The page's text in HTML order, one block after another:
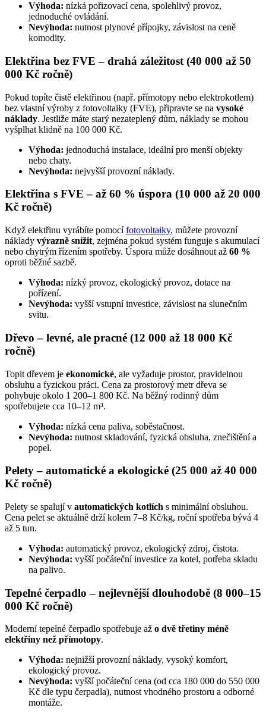
Výhoda: nízká pořizovací cena, spolehlivý provoz,
jednoduché ovládání.
Nevýhoda: nutnost plynové přípojky, závislost na ceně
komodity.
Elektřina bez FVE – drahá záležitost (40 000 až 50
000 Kč ročně)
Pokud topíte čistě elektřinou (např. přímotopy nebo elektrokotlem)
bez vlastní výroby z fotovoltaiky (FVE), připravte se na vysoké
náklady. Jestliže máte starý nezateplený dům, náklady se mohou
vyšplhat klidně na 100 000 Kč.
Výhoda: jednoduchá instalace, ideální pro menší objekty
nebo chaty.
Nevýhoda: nejvyšší provozní náklady.
Elektřina s FVE – až 60 % úspora (10 000 až 20 000
Kč ročně)
Když elektřinu vyrábíte pomocífotovoltaiky, můžete provozní
náklady výrazně snížit, zejména pokud systém funguje s akumulací
nebo chytrým řízením spotřeby. Úspora může dosáhnout až 60 %
oproti běžné sazbě.
Výhoda: nízký provoz, ekologický provoz, dotace na
pořízení.
Nevýhoda: vyšší vstupní investice, závislost na slunečním
svitu.
Dřevo – levné, ale pracné (12 000 až 18 000 Kč
ročně)
Topit dřevem je ekonomické, ale vyžaduje prostor, pravidelnou
obsluhu a fyzickou práci. Cena za prostorový metr dřeva se
pohybuje okolo 1 200–1 800 Kč. Na běžný rodinný dům
spotřebujete cca 10–12 m³.
Výhoda: nízká cena paliva, soběstačnost.
Nevýhoda: nutnost skladování, fyzická obsluha, znečištění a
popel.
Pelety – automatické a ekologické (25 000 až 40 000
Kč ročně)
Pelety se spalují v automatických kotlích s minimální obsluhou.
Cena pelet se aktuálně drží kolem 7–8 Kč/kg, roční spotřeba bývá 4
až 5 tun.
Výhoda: automatický provoz, ekologický zdroj, čistota.
Nevýhoda: vyšší počáteční investice za kotel, potřeba skladu
na palivo.
Tepelné čerpadlo – nejlevnější dlouhodobě (8 000–15
000 Kč ročně)
Moderní tepelné čerpadlo spotřebuje až o dvě třetiny méně
elektřiny než přímotopy.
Výhoda: nejnižší provozní náklady, vysoký komfort,
ekologický provoz.
Nevýhoda: vyšší počáteční cena (od cca 180 000 do 550 000
Kč dle typu čerpadla), nutnost vhodného prostoru a odborné
montáže.